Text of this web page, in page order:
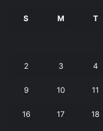
S M T
2 3 4
9 10 11
16 17 18